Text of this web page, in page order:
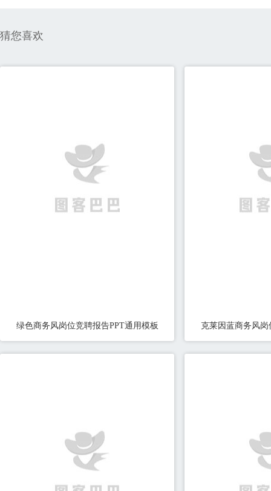
猜您喜欢
绿色商务风岗位竞聘报告PPT通用模板 克莱因蓝商务风岗